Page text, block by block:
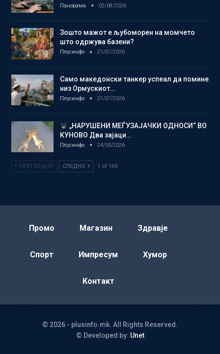
Панорама 02/08/2026
Зошто мажот е љубоморен на момчето
што одржува базени?
Плусинфо 21/07/2026
Само македонски танкер успеал да помине
низ Ормускиот…
Плусинфо 21/07/2026
„НАРУШЕНИ МЕЃУЗАЈАЧКИ ОДНОСИ“ ВО
КУНОВО Два зајаци…
Плусинфо 24/05/2026
ПРЕТХОДНО СЛЕДНО 1 of 169
Промо Магазин Здравје
Спорт Импресум Хумор
Контакт
© 2026 - plusinfo.mk. All Rights Reserved.
© Developed by: Unet